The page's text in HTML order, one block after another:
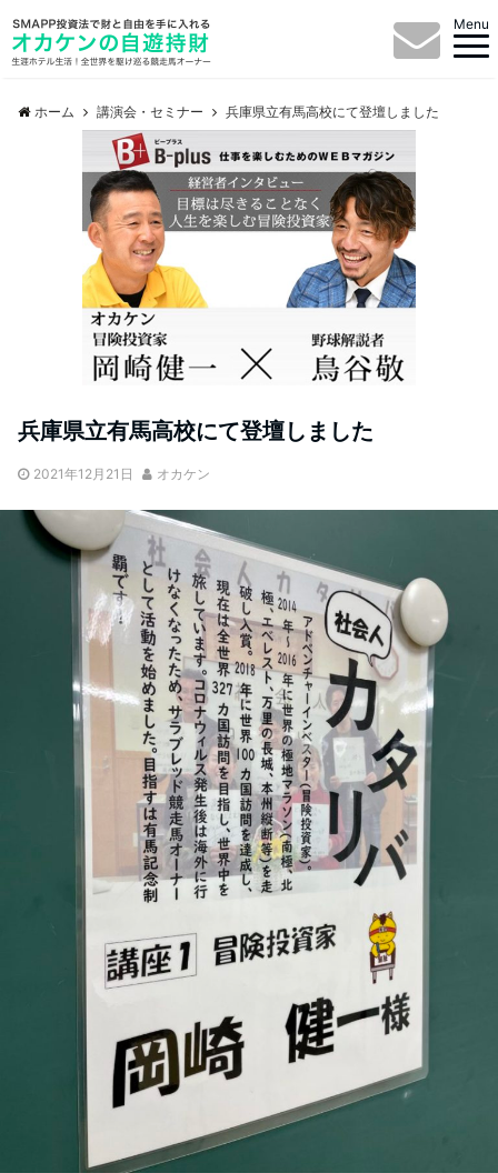
Menu
ホーム 講演会・セミナー 兵庫県立有馬高校にて登壇しました
兵庫県立有馬高校にて登壇しました
2021年12月21日 オカケン